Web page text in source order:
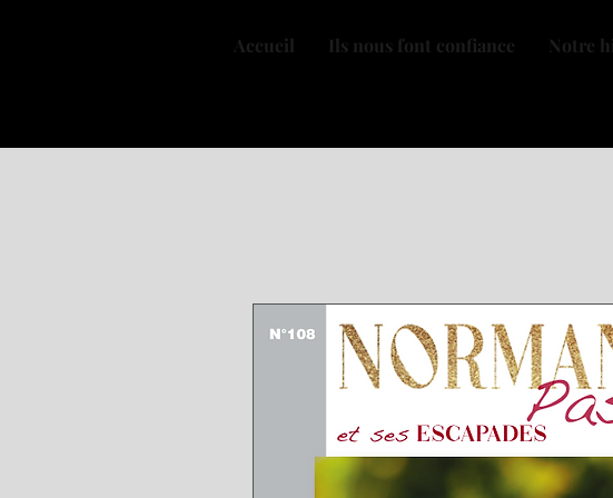
Accueil Ils nous font confiance Notre